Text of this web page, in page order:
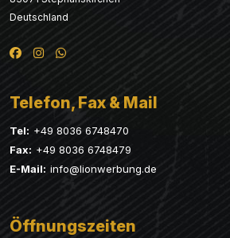
Deutschland
Telefon, Fax & Mail
Tel: +49 8036 6748470
Fax: +49 8036 6748479
E-Mail: info@lionwerbung.de
Öffnungszeiten